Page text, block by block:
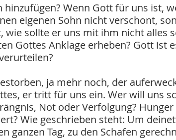
hinzufügen? Wenn Gott für uns ist,
eigenen Sohn nicht verschont,
wie sollte er uns mit ihm nicht alles
Gottes Anklage erheben? Gott ist
ja mehr noch, der
er tritt für uns ein. Wer will uns
Not oder Verfolgung?
Wie geschrieben steht: Um
ganzen Tag, zu den Schafen